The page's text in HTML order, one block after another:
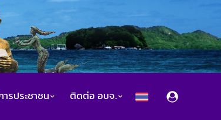
ารประชาชน ติดต่อ อบจ.